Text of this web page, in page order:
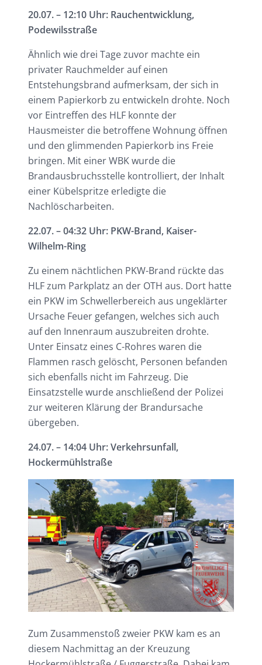
20.07. – 12:10 Uhr: Rauchentwicklung,
Podewilsstraße
Ähnlich wie drei Tage zuvor machte ein
privater Rauchmelder auf einen
Entstehungsbrand aufmerksam, der sich in
einem Papierkorb zu entwickeln drohte. Noch
vor Eintreffen des HLF konnte der
Hausmeister die betroffene Wohnung öffnen
und den glimmenden Papierkorb ins Freie
bringen. Mit einer WBK wurde die
Brandausbruchsstelle kontrolliert, der Inhalt
einer Kübelspritze erledigte die
Nachlöscharbeiten.
22.07. – 04:32 Uhr: PKW-Brand, Kaiser-
Wilhelm-Ring
Zu einem nächtlichen PKW-Brand rückte das
HLF zum Parkplatz an der OTH aus. Dort hatte
ein PKW im Schwellerbereich aus ungeklärter
Ursache Feuer gefangen, welches sich auch
auf den Innenraum auszubreiten drohte.
Unter Einsatz eines C-Rohres waren die
Flammen rasch gelöscht, Personen befanden
sich ebenfalls nicht im Fahrzeug. Die
Einsatzstelle wurde anschließend der Polizei
zur weiteren Klärung der Brandursache
übergeben.
24.07. – 14:04 Uhr: Verkehrsunfall,
Hockermühlstraße
Zum Zusammenstoß zweier PKW kam es an
diesem Nachmittag an der Kreuzung